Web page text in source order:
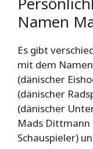
Namen
Es gibt
mit dem
(dänischer
(dänischer
(dänischer
Mads Dittmann
Schauspieler)